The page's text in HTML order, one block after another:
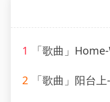
1 「歌曲」
2 「歌曲」阳台